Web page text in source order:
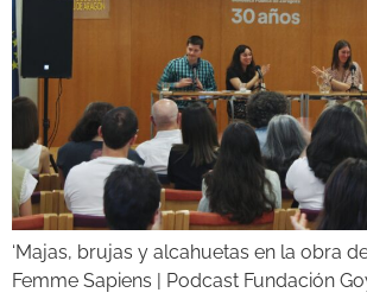
‘Majas, brujas y alcahuetas en la obra
Femme Sapiens | Podcast Fundación